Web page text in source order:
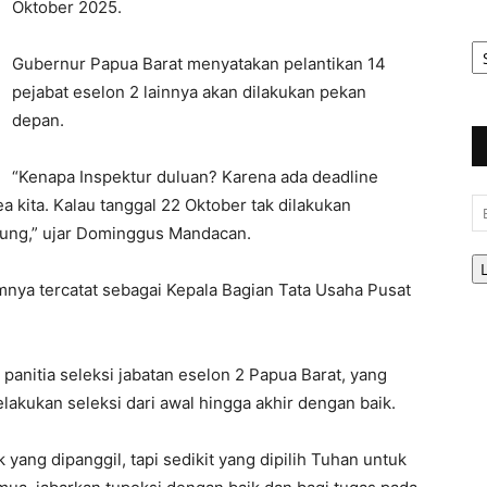
Oktober 2025.
Gubernur Papua Barat menyatakan pelantikan 14
pejabat eselon 2 lainnya akan dilakukan pekan
depan.
“Kenapa Inspektur duluan? Karena ada deadline
kita. Kalau tanggal 22 Oktober tak dilakukan
ujar Dominggus Mandacan.
tercatat sebagai Kepala Bagian Tata Usaha Pusat
seleksi jabatan eselon 2 Papua Barat, yang
seleksi dari awal hingga akhir dengan baik.
yang dipanggil, tapi sedikit yang dipilih Tuhan untuk